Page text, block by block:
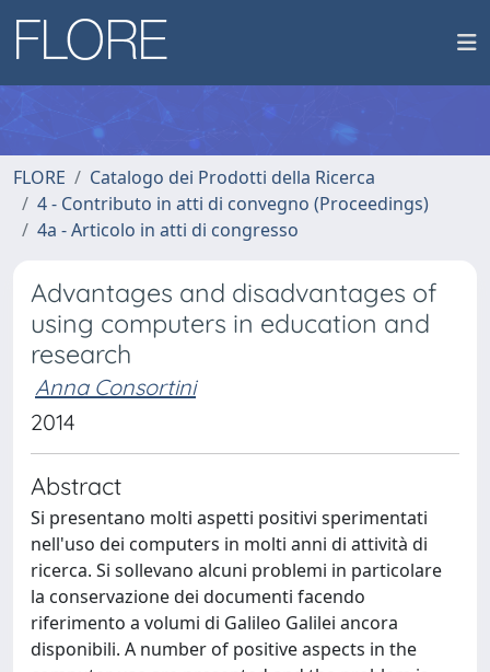
FLORE
Catalogo dei Prodotti della Ricerca
4 - Contributo in atti di convegno (Proceedings)
4a - Articolo in atti di congresso
Advantages and disadvantages of
using computers in education and
research
Anna Consortini
2014
Abstract
Si presentano molti aspetti positivi sperimentati
nell'uso dei computers in molti anni di attività di
ricerca. Si sollevano alcuni problemi in particolare
la conservazione dei documenti facendo
riferimento a volumi di Galileo Galilei ancora
disponibili. A number of positive aspects in the